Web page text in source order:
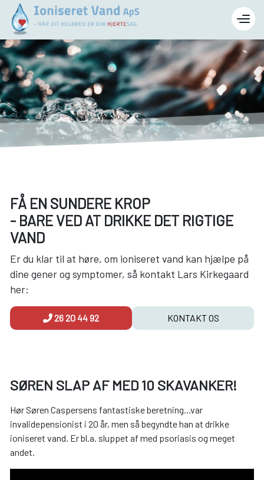
hovedindhold
FÅ EN SUNDERE KROP
- BARE VED AT DRIKKE DET RIGTIGE
VAND
Er du klar til at høre, om ioniseret vand kan hjælpe på
dine gener og symptomer, så kontakt Lars Kirkegaard
her:
26 20 44 92 KONTAKT OS
SØREN SLAP AF MED 10 SKAVANKER!
Hør Søren Caspersens fantastiske beretning...var
invalidepensionist i 20 år, men så begyndte han at drikke
ioniseret vand. Er bl.a. sluppet af med psoriasis og meget
andet.